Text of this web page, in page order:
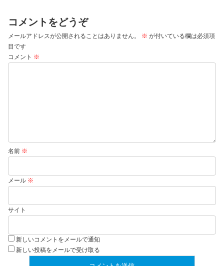
コメントをどうぞ
メールアドレスが公開されることはありません。 ※ が付いている欄は必須項
目です
コメント ※
名前 ※
メール ※
サイト
新しいコメントをメールで通知
新しい投稿をメールで受け取る